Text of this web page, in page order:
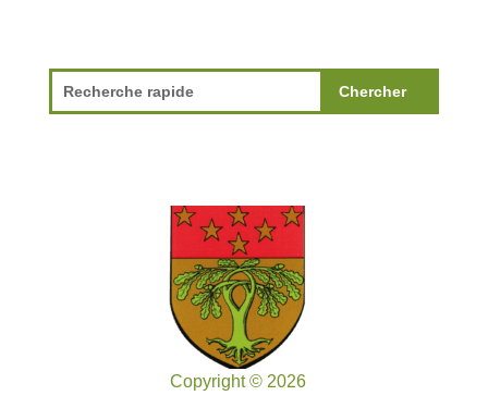
Copyright © 2026